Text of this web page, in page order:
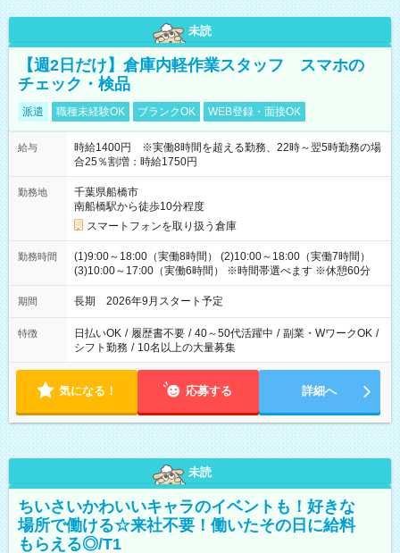
未読
【週2日だけ】倉庫内軽作業スタッフ スマホの
チェック・検品
派遣 職種未経験OK ブランクOK WEB登録・面接OK
給与
時給1400円 ※実働8時間を超える勤務、22時～翌5時勤務の場
合25％割増：時給1750円
勤務地
千葉県船橋市
南船橋駅から徒歩10分程度
スマートフォンを取り扱う倉庫
勤務時間
(1)9:00～18:00（実働8時間） (2)10:00～18:00（実働7時間）
(3)10:00～17:00（実働6時間） ※時間帯選べます ※休憩60分
期間 長期 2026年9月スタート予定
特徴 日払いOK / 履歴書不要 / 40～50代活躍中 / 副業・WワークOK /
シフト勤務 / 10名以上の大量募集
気になる！ 応募する 詳細へ
未読
ちいさいかわいいキャラのイベントも！好きな
場所で働ける☆来社不要！働いたその日に給料
もらえる◎/T1